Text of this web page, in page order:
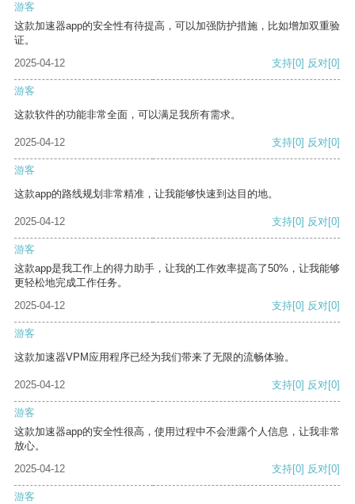
游客
这款加速器app的安全性有待提高，可以加强防护措施，比如增加双重验
证。
2025-04-12
支持[0] 反对[0]
游客
这款软件的功能非常全面，可以满足我所有需求。
2025-04-12 支持[0] 反对[0]
游客
这款app的路线规划非常精准，让我能够快速到达目的地。
2025-04-12 支持[0] 反对[0]
游客
这款app是我工作上的得力助手，让我的工作效率提高了50%，让我能够
更轻松地完成工作任务。
2025-04-12
支持[0] 反对[0]
游客
这款加速器VPM应用程序已经为我们带来了无限的流畅体验。
2025-04-12 支持[0] 反对[0]
游客
这款加速器app的安全性很高，使用过程中不会泄露个人信息，让我非常
放心。
2025-04-12
支持[0] 反对[0]
游客